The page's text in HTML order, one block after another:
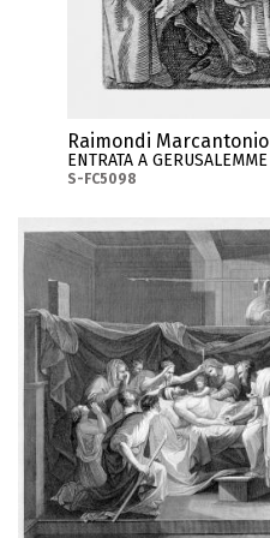
Raimondi Marcantonio
ENTRATA A GERUSALEMME
S-FC5098